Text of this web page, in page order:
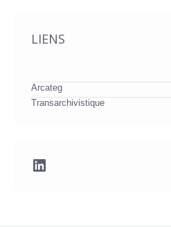
LIENS
Arcateg
Transarchivistique
LinkedIn